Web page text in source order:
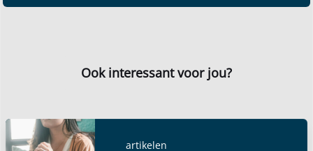
Ook interessant voor jou?
artikelen